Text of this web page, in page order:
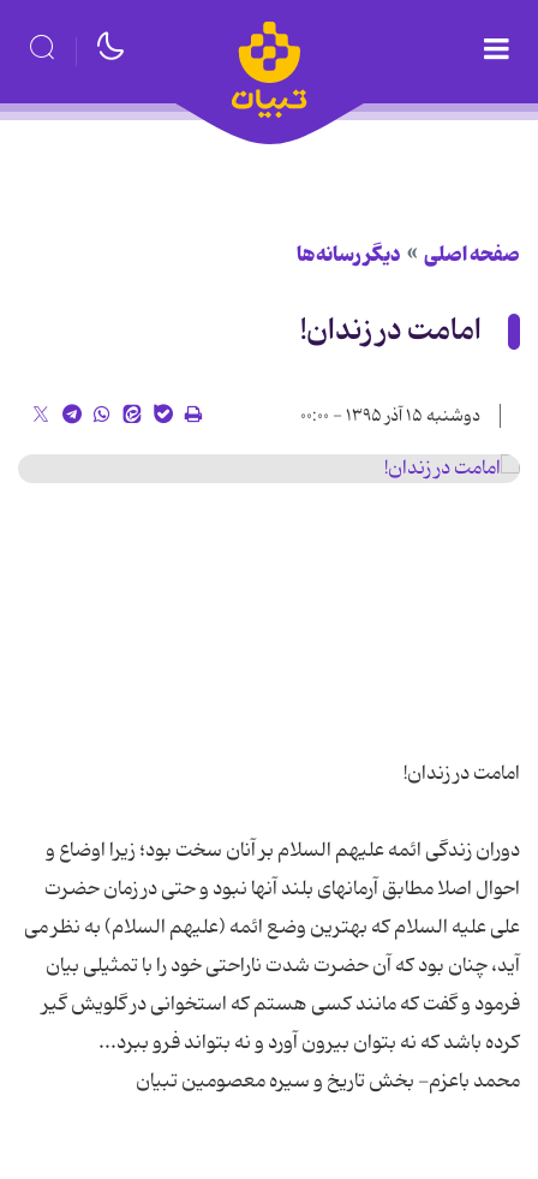
صفحه اصلی دیگر رسانه‌ها
امامت در زندان!
دوشنبه ۱۵ آذر ۱۳۹۵ - ۰۰:۰۰
دوران زندگی ائمه علیهم السلام بر آنان سخت بود؛ زیرا اوضاع و
احوال اصلا مطابق آرمانهای بلند آنها نبود و حتی در زمان حضرت
علی علیه السلام که بهترین وضع ائمه (علیهم السلام) به نظر می
آید، چنان بود که آن حضرت شدت ناراحتی خود را با تمثیلی بیان
فرمود و گفت که مانند کسی هستم که استخوانی در گلویش گیر